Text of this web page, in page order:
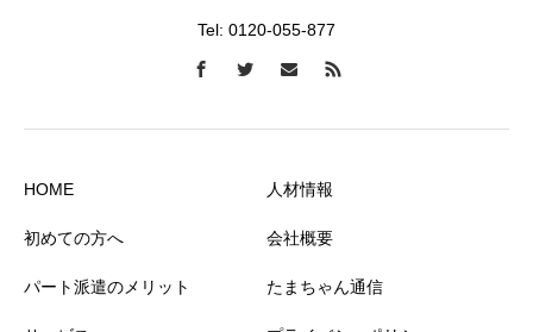
Tel: 0120-055-877
HOME
初めての方へ
パート派遣のメリット
人材情報
会社概要
たまちゃん通信